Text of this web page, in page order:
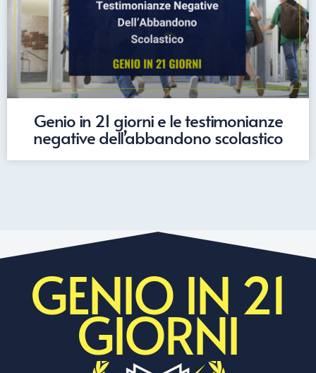
Genio in 21 giorni e le testimonianze
negative dell’abbandono scolastico
GENIO IN 21
GIORNI